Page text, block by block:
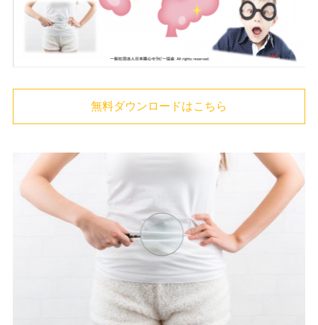
無料ダウンロードはこちら